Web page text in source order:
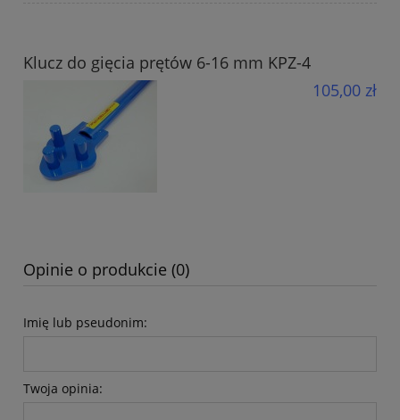
Klucz do gięcia prętów 6-16 mm KPZ-4
105,00 zł
Opinie o produkcie (0)
Imię lub pseudonim:
Twoja opinia: